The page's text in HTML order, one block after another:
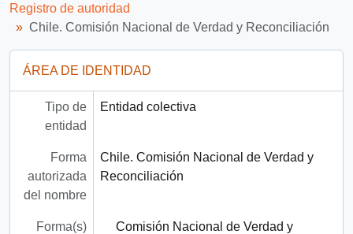
Registro de autoridad
Chile. Comisión Nacional de Verdad y Reconciliación
ÁREA DE IDENTIDAD
Tipo de
entidad
Entidad colectiva
Forma
autorizada
del nombre
Chile. Comisión Nacional de Verdad y
Reconciliación
Forma(s)
Comisión Nacional de Verdad y